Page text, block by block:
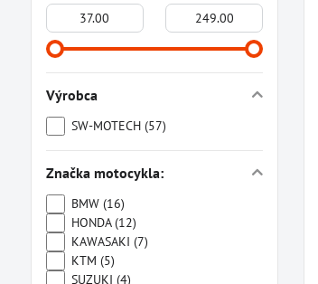
Od:
Do:
Výrobca
SW-MOTECH (57)
Značka motocykla:
BMW (16)
HONDA (12)
KAWASAKI (7)
KTM (5)
SUZUKI (4)